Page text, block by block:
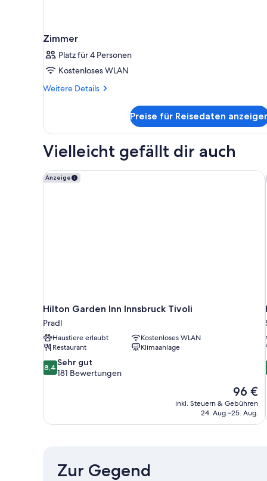
Zimmer
Platz für 4 Personen
Kostenloses WLAN
Weitere Details
Weitere
Preise für Reisedaten
Vielleicht gefällt dir auch
Anzeige
Hilton Garden Inn Innsbruck Tivoli
Pradl
Haustiere erlaubt
Kostenloses WLAN
Restaurant
Klimaanlage
8.4
von
181
Bewertungen
8,4 Sehr gut
181 Bewertungen
Der
Preis
beträgt
96 €
inkl. Steuern & Gebühren
24. Aug.–25. Aug.
Hilton Garden Inn Innsbruck Tivoli
Zur Gegend